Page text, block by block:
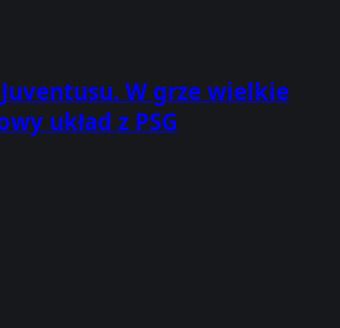
W grze wielkie
układ z PSG